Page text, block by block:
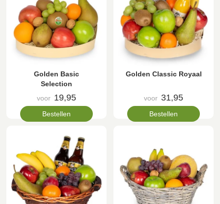
Golden Basic
Selection
voor 19,95
Bestellen
Golden Classic Royaal
voor 31,95
Bestellen